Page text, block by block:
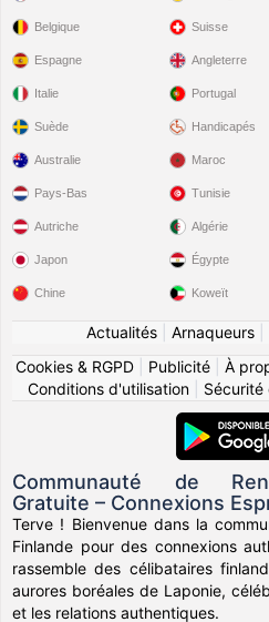
Belgique
Espagne
Italie
Suède
Suisse
Angleterre
Portugal
Handicapés
Australie
Pays-Bas
Autriche
Japon
Chine
Maroc
Tunisie
Algérie
Égypte
Koweït
Actualités| Arnaqueurs|
Cookies & RGPD
Publicité À
Conditions d'utilisation| Sécurité
Communauté de
Gratuite – Connexions
Terve ! Bienvenue dans la
Finlande pour des connexions
rassemble des célibataires
aurores boréales de Laponie,
et les relations authentiques.